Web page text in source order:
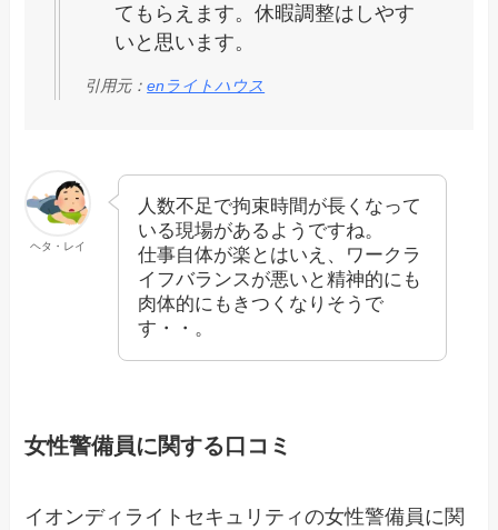
てもらえます。休暇調整はしやす
いと思います。
引用元：enライトハウス
ヘタ・レイ
人数不足で拘束時間が長くなって
いる現場があるようですね。
仕事自体が楽とはいえ、ワークラ
イフバランスが悪いと精神的にも
肉体的にもきつくなりそうで
す・・。
女性警備員に関する口コミ
イオンディライトセキュリティの女性警備員に関